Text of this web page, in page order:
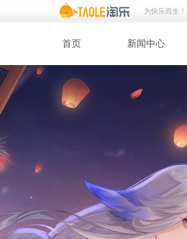
为快乐而生！
首页 新闻中心
· 维护公告